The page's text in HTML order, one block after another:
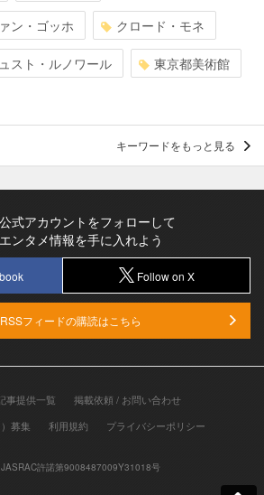
ン・ゴッホ クロード・モネ
スト・ルノワール 東京都美術館
キーワードをもっと見る
式アカウントをフォローして
ンタメ情報を手に入れよう
Follow on X
フィードの購読はこちら
事提供一覧
掲載依頼 / お問い合わせ
募集
利用規約 プライバシーポリシー
JASRAC許諾第9008487009Y31018号